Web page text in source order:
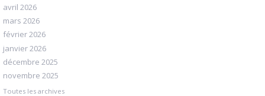
avril 2026
mars 2026
février 2026
janvier 2026
décembre 2025
novembre 2025
Toutes les archives